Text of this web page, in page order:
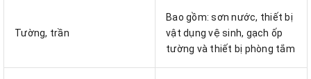
Tường, trần
Bao gồm: sơn nước, thiết bị
vật dụng vệ sinh, gạch ốp
tường và thiết bị phòng tắm